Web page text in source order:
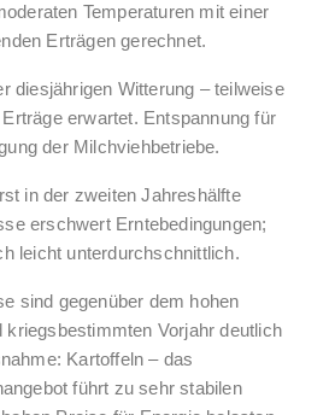
Temperaturen mit einer
Erträgen gerechnet.
diesjährigen Witterung – teilweise
erwartet. Entspannung für
der Milchviehbetriebe.
in der zweiten Jahreshälfte
erschwert Erntebedingungen;
leicht unterdurchschnittlich.
sind gegenüber dem hohen
kriegsbestimmten Vorjahr deutlich
Kartoffeln – das
führt zu sehr stabilen